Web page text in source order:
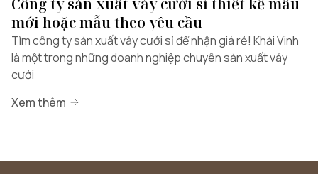
Công ty sản xuất váy cưới sỉ thiết kế mẫu
mới hoặc mẫu theo yêu cầu
Tìm công ty sản xuất váy cưới sỉ để nhận giá rẻ! Khải Vinh
là một trong những doanh nghiệp chuyên sản xuất váy
cưới
Xem thêm